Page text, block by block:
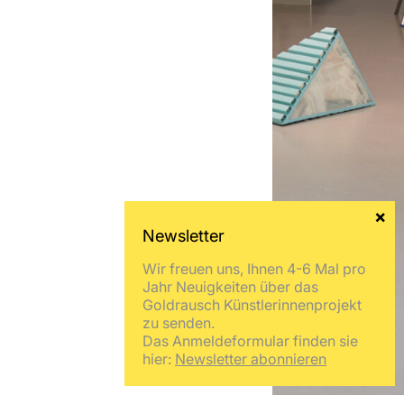
Wir freuen uns, Ihnen 4-6 Mal pro
Jahr Neuigkeiten über das
Goldrausch Künstlerinnenprojekt
zu senden.
Das Anmeldeformular finden sie
hier: Newsletter abonnieren